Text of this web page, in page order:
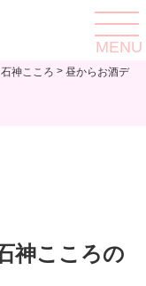
toggle
MENU
神こころ > 昼からお酒デ
神こころの